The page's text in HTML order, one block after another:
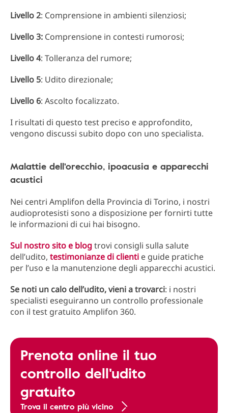
Livello 2: Comprensione in ambienti silenziosi;
Livello 3: Comprensione in contesti rumorosi;
Livello 4: Tolleranza del rumore;
Livello 5: Udito direzionale;
Livello 6: Ascolto focalizzato.
I risultati di questo test preciso e approfondito,
vengono discussi subito dopo con uno specialista.
Malattie dell'orecchio, ipoacusia e apparecchi
acustici
Nei centri Amplifon della Provincia di Torino, i nostri
audioprotesisti sono a disposizione per fornirti tutte
le informazioni di cui hai bisogno.
Sul nostro sito e blogtrovi consigli sulla salute
dell’udito, testimonianze di clienti e guide pratiche
per l’uso e la manutenzione degli apparecchi acustici.
Se noti un calo dell’udito, vieni a trovarci: i nostri
specialisti eseguiranno un controllo professionale
con il test gratuito Amplifon 360.
Prenota online il tuo
controllo dell'udito
gratuito
Trova il centro più vicino